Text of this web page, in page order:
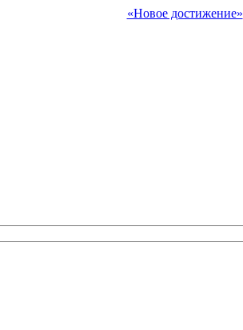
«Новое достижение»